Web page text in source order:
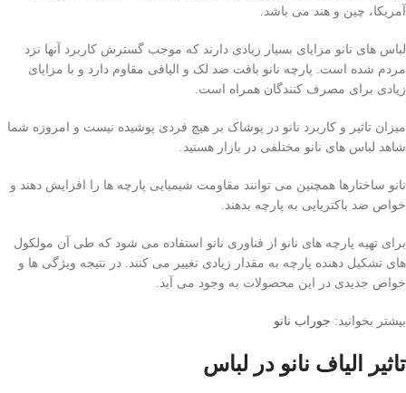
آمریکا، چین و هند می باشد.
لباس های نانو مزایای بسیار زیادی دارند که موجب گسترش کاربرد آنها نزد
مردم شده است. پارچه نانو بافت ضد لک و الیافی مقاوم دارد و با مزایای
زیادی برای مصرف کنندگان همراه است.
میزان تاثیر و کاربرد نانو در پوشاک بر هیچ فردی پوشیده نیست و امروزه شما
شاهد لباس های نانو مختلفی در بازار هستید.
نانو ساختارها همچنین می توانند مقاومت شیمیایی پارچه ها را افزایش دهند و
خواص ضد باکتریایی به پارچه بدهند.
برای تهیه پارچه های نانو از فناوری نانو استفاده می شود که طی آن مولکول
های تشکیل دهنده پارچه به مقدار زیادی تغییر می کنند. در نتیجه ویژگی ها و
خواص جدیدی در این محصولات به وجود می آید.
بیشتر بخوانید: جوراب نانو
تاثیر الیاف نانو در لباس